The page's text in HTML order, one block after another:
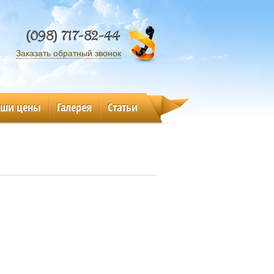
(098) 717-82-44
Заказать обратный звонок
цены Галерея Статьи